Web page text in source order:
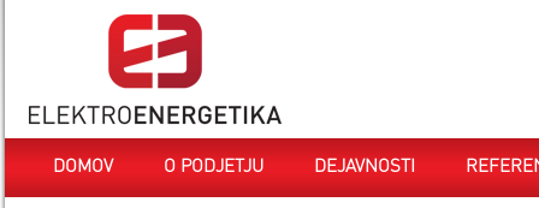
DOMOV O PODJETJU DEJAVNOSTI